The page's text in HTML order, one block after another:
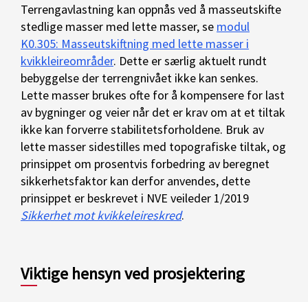
Terrengavlastning kan oppnås ved å masseutskifte
stedlige masser med lette masser, se modul
K0.305: Masseutskiftning med lette masser i
kvikkleireområder. Dette er særlig aktuelt rundt
bebyggelse der terrengnivået ikke kan senkes.
Lette masser brukes ofte for å kompensere for last
av bygninger og veier når det er krav om at et tiltak
ikke kan forverre stabilitetsforholdene. Bruk av
lette masser sidestilles med topografiske tiltak, og
prinsippet om prosentvis forbedring av beregnet
sikkerhetsfaktor kan derfor anvendes, dette
prinsippet er beskrevet i NVE veileder 1/2019
Sikkerhet mot kvikkeleireskred.
Viktige hensyn ved prosjektering